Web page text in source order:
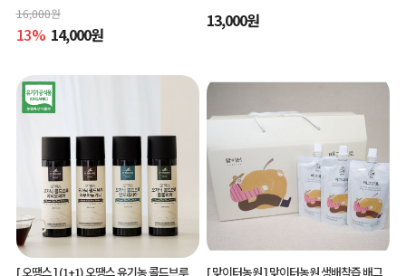
16,000원
13% 14,000원
13,000원
[ 오땡스 ](1+1) 오땡스 유기농 콜드브루
[ 맞이터농원 ]맞이터농원 생배착즙 배그